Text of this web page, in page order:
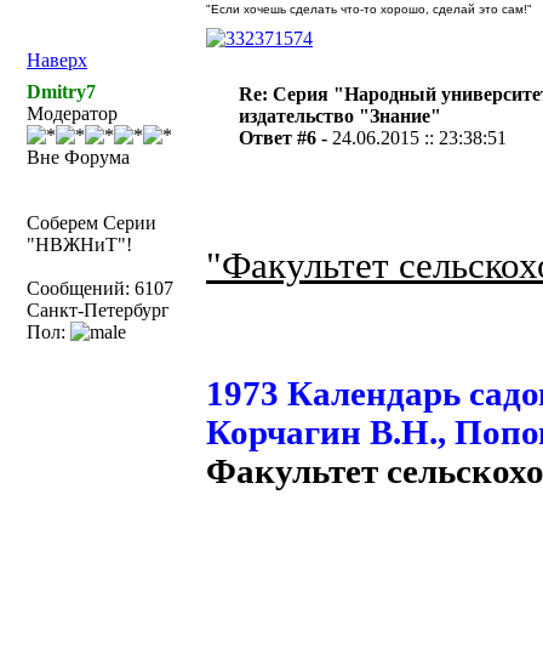
Наверх
"Если хочешь сделать что-то хорошо, сделай это сам!"
Dmitry7
Модератор
Вне Форума
Соберем Серии
"НВЖНиТ"!
Сообщений: 6107
Санкт-Петербург
Пол:
Re: Серия "Народный
издательство "Знание"
Ответ #6 - 24.06.2015 :: 23:38:51
"Факультет
1973 Календарь
Корчагин В.Н.,
Факультет